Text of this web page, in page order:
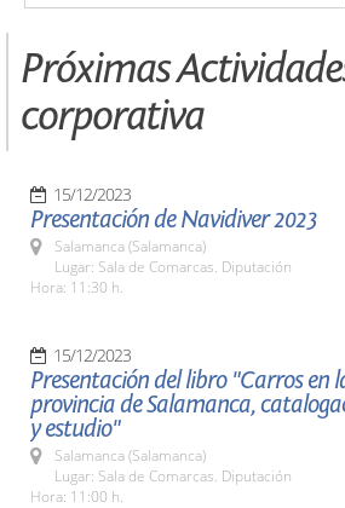
Próximas
corporativa
15/12/2023
Presentación de Navidiver 2023
Salamanca (Salamanca)
Lugar: Sala de Comarcas. Diputación
Hora: 11:30 h.
15/12/2023
Presentación del libro "Carros en
provincia de Salamanca,
y estudio"
Salamanca (Salamanca)
Lugar: Sala de Comarcas. Diputación
Hora: 11:00 h.